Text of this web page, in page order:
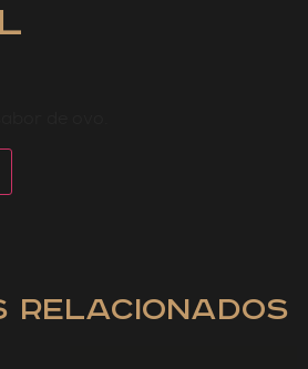
Relacionados